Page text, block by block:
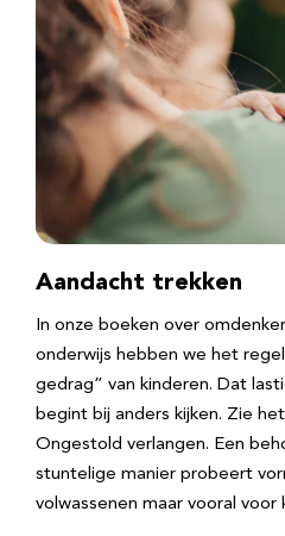
Aandacht trekken
In onze boeken over
onderwijs hebben we het
gedrag” van kinderen. Dat
begint bij anders kijken. Zie
Ongestold verlangen. Een
stuntelige manier probeert
volwassenen maar vooral